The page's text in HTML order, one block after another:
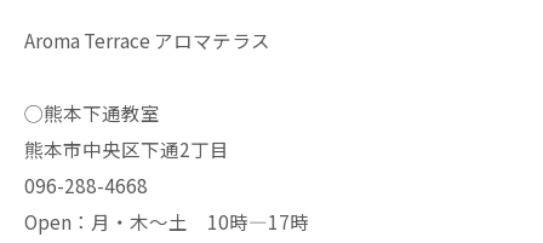
Aroma Terrace アロマテラス
◯熊本下通教室
熊本市中央区下通2丁目
096-288-4668
Open：月・木〜土 10時—17時